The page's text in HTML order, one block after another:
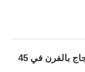
طريقة تحضير صينية الدجاج بالفرن في 45